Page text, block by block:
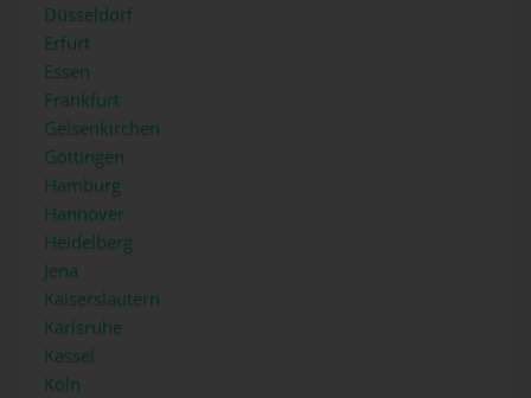
Düsseldorf
Erfurt
Essen
Frankfurt
Gelsenkirchen
Göttingen
Hamburg
Hannover
Heidelberg
Jena
Kaiserslautern
Karlsruhe
Kassel
Köln